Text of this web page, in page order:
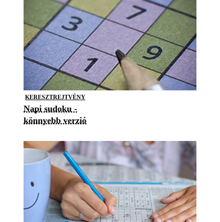
KERESZTREJTVÉNY
Napi sudoku -
könnyebb verzió